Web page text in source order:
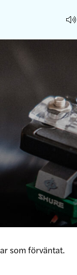
som förväntat.